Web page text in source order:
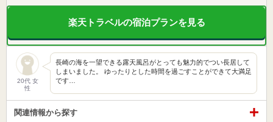
楽天トラベルの宿泊プランを見る
20代 女
性
長崎の海を一望できる露天風呂がとっても魅力的でつい長居して
しまいました。 ゆったりとした時間を過ごすことができて大満足
です…
関連情報から探す